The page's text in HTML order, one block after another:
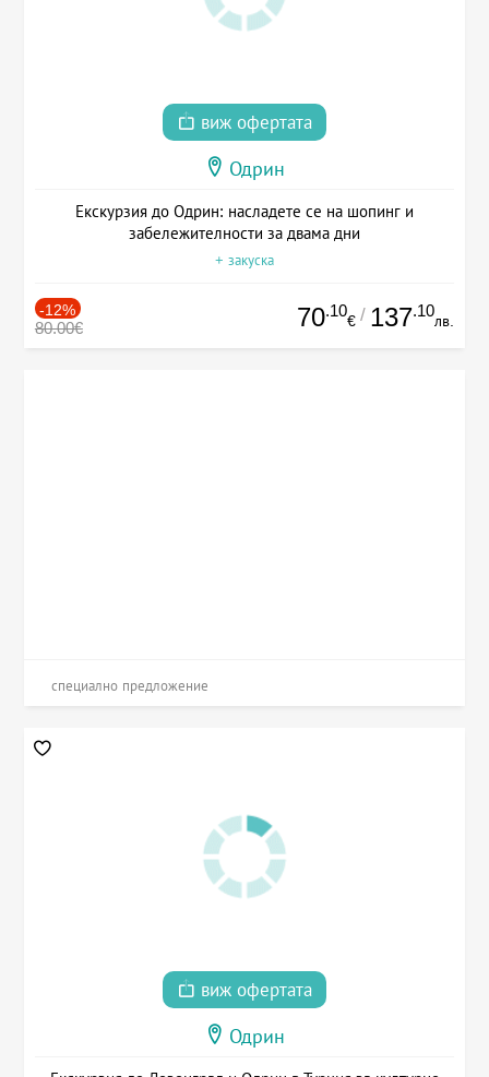
виж офертата
Одрин
Екскурзия до Одрин: насладете се на шопинг и
забележителности за двама дни
+ закуска
-12%
80.00€ 70.10
€ / 137.10
лв.
специално предложение
виж офертата
Одрин